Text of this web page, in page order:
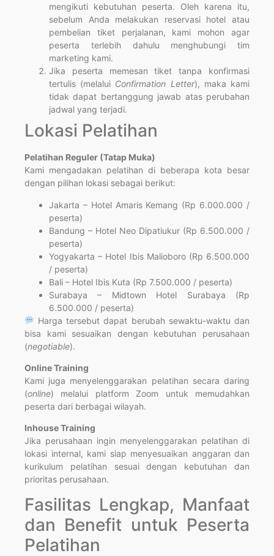
mengikuti kebutuhan peserta. Oleh karena itu,
sebelum Anda melakukan reservasi hotel atau
pembelian tiket perjalanan, kami mohon agar
peserta terlebih dahulu menghubungi tim
marketing kami.
Jika peserta memesan tiket tanpa konfirmasi
tertulis (melalui Confirmation Letter), maka kami
tidak dapat bertanggung jawab atas perubahan
jadwal yang terjadi.
Lokasi Pelatihan
Pelatihan Reguler (Tatap Muka)
Kami mengadakan pelatihan di beberapa kota besar
dengan pilihan lokasi sebagai berikut:
Jakarta – Hotel Amaris Kemang (Rp 6.000.000 /
peserta)
Bandung – Hotel Neo Dipatiukur (Rp 6.500.000 /
peserta)
Yogyakarta – Hotel Ibis Malioboro (Rp 6.500.000
/ peserta)
Bali – Hotel Ibis Kuta (Rp 7.500.000 / peserta)
Surabaya – Midtown Hotel Surabaya (Rp
6.500.000 / peserta)
Harga tersebut dapat berubah sewaktu-waktu dan
bisa kami sesuaikan dengan kebutuhan perusahaan
(negotiable).
Online Training
Kami juga menyelenggarakan pelatihan secara daring
(online) melalui platform Zoom untuk memudahkan
peserta dari berbagai wilayah.
Inhouse Training
Jika perusahaan ingin menyelenggarakan pelatihan di
lokasi internal, kami siap menyesuaikan anggaran dan
kurikulum pelatihan sesuai dengan kebutuhan dan
prioritas perusahaan.
Fasilitas Lengkap, Manfaat
dan Benefit untuk Peserta
Pelatihan